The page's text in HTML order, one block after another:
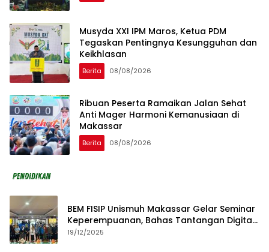
Musyda XXI IPM Maros, Ketua PDM
Tegaskan Pentingnya Kesungguhan dan
Keikhlasan
Berita 08/08/2026
Ribuan Peserta Ramaikan Jalan Sehat
Anti Mager Harmoni Kemanusiaan di
Makassar
Berita 08/08/2026
BEM FISIP Unismuh Makassar Gelar Seminar
Keperempuanan, Bahas Tantangan Digital
dan Budaya Lokal
19/12/2025